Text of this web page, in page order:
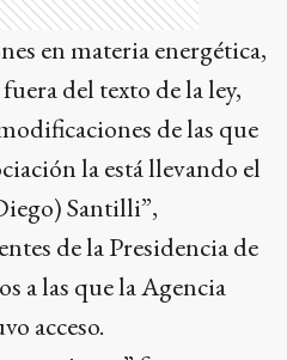
en materia energética,
del texto de la ley,
de las que
la está llevando el
Santilli”,
de la Presidencia de
a las que la Agencia
acceso.